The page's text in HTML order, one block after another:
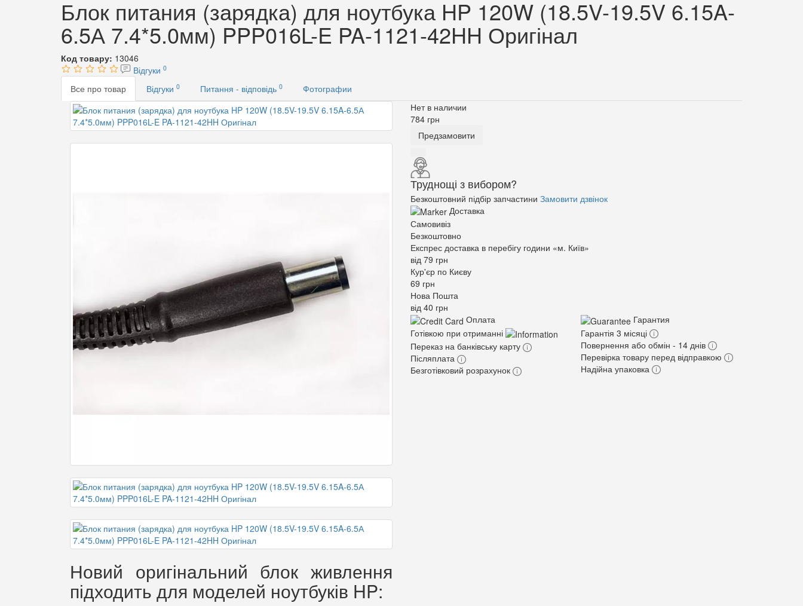
Блок питания (зарядка) для ноутбука HP 120W (18.5V-19.5V 6.15A-
6.5А 7.4*5.0мм) PPP016L-E PA-1121-42HH Оригінал
Код товару: 13046
Відгуки 0
Все про товар Відгуки 0 Питання - відповідь 0 Фотографии
Новий оригінальний блок живлення
підходить для моделей ноутбуків HP:
Нет в наличии
784 грн
Предзамовити
Труднощі з вибором?
Безкоштовний підбір запчастини Замовити дзвінок
Доставка
Самовивіз
Безкоштовно
Експрес доставка в перебігу години «м. Київ»
від 79 грн
Кур'єр по Києву
69 грн
Нова Пошта
від 40 грн
Оплата
Готівкою при отриманні
Переказ на банківську карту
Післяплата
Безготівковий розрахунок
Гарантия
Гарантія 3 місяці
Повернення або обмін - 14 днів
Перевірка товару перед відправкою
Надійна упаковка